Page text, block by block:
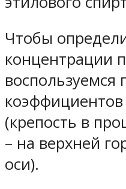
Чтобы
концентрации
воспользуемся
(крепость в
– на верхней
оси).